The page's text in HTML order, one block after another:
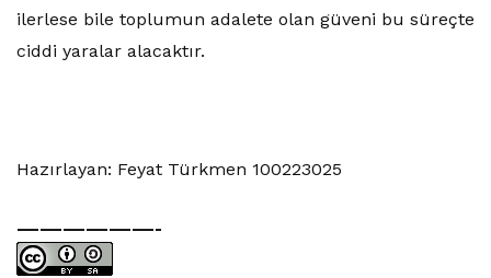
ilerlese bile toplumun adalete olan güveni bu süreçte
ciddi yaralar alacaktır.
Hazırlayan: Feyat Türkmen 100223025
——————-